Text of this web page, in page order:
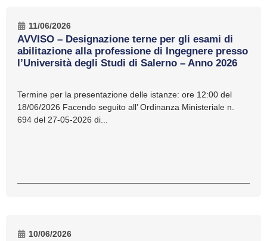
11/06/2026
AVVISO – Designazione terne per gli esami di
abilitazione alla professione di Ingegnere presso
l’Università degli Studi di Salerno – Anno 2026
Termine per la presentazione delle istanze: ore 12:00 del
18/06/2026 Facendo seguito all’ Ordinanza Ministeriale n.
694 del 27-05-2026 di...
10/06/2026